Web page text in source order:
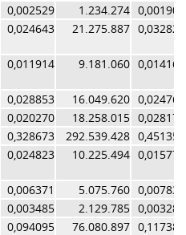
0,002529 1.234.274 0,001904
0,024643 21.275.887 0,032826
0,011914 9.181.060 0,014165
0,028853 16.049.620 0,024763
0,020270 18.258.015 0,028170
0,328673 292.539.428 0,451357
0,024823 10.225.494 0,015777
0,006371 5.075.760 0,007831
0,003485 2.129.785 0,003286
0,094095 76.080.897 0,117385